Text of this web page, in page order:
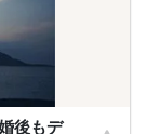
場合がありま
み願います。
お願いします。
ん。後もデ